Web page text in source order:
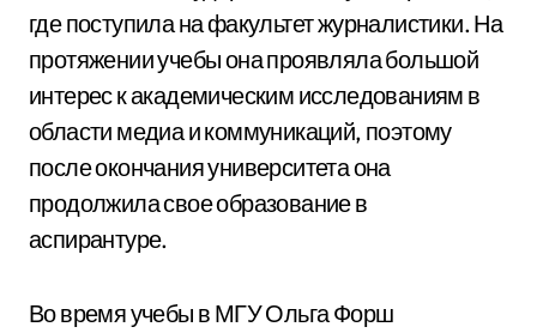
где поступила на факультет журналистики. На
протяжении учебы она проявляла большой
интерес к академическим исследованиям в
области медиа и коммуникаций, поэтому
после окончания университета она
продолжила свое образование в
аспирантуре.
Во время учебы в МГУ Ольга Форш